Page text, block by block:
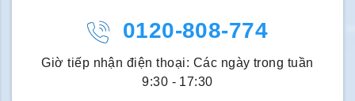
0120-808-774
Giờ tiếp nhận điện thoại: Các ngày trong tuần
9:30 - 17:30